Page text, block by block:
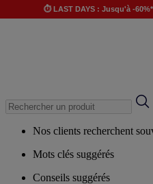
⏱️ LAST DAYS : Jusqu'à -
Nos clients recherchent
Mots clés suggérés
Conseils suggérés